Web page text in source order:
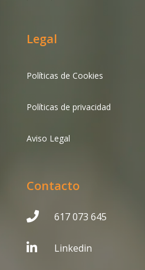
Legal
Políticas de Cookies
Políticas de privacidad
Aviso Legal
Contacto
 617 073 645
 Linkedin